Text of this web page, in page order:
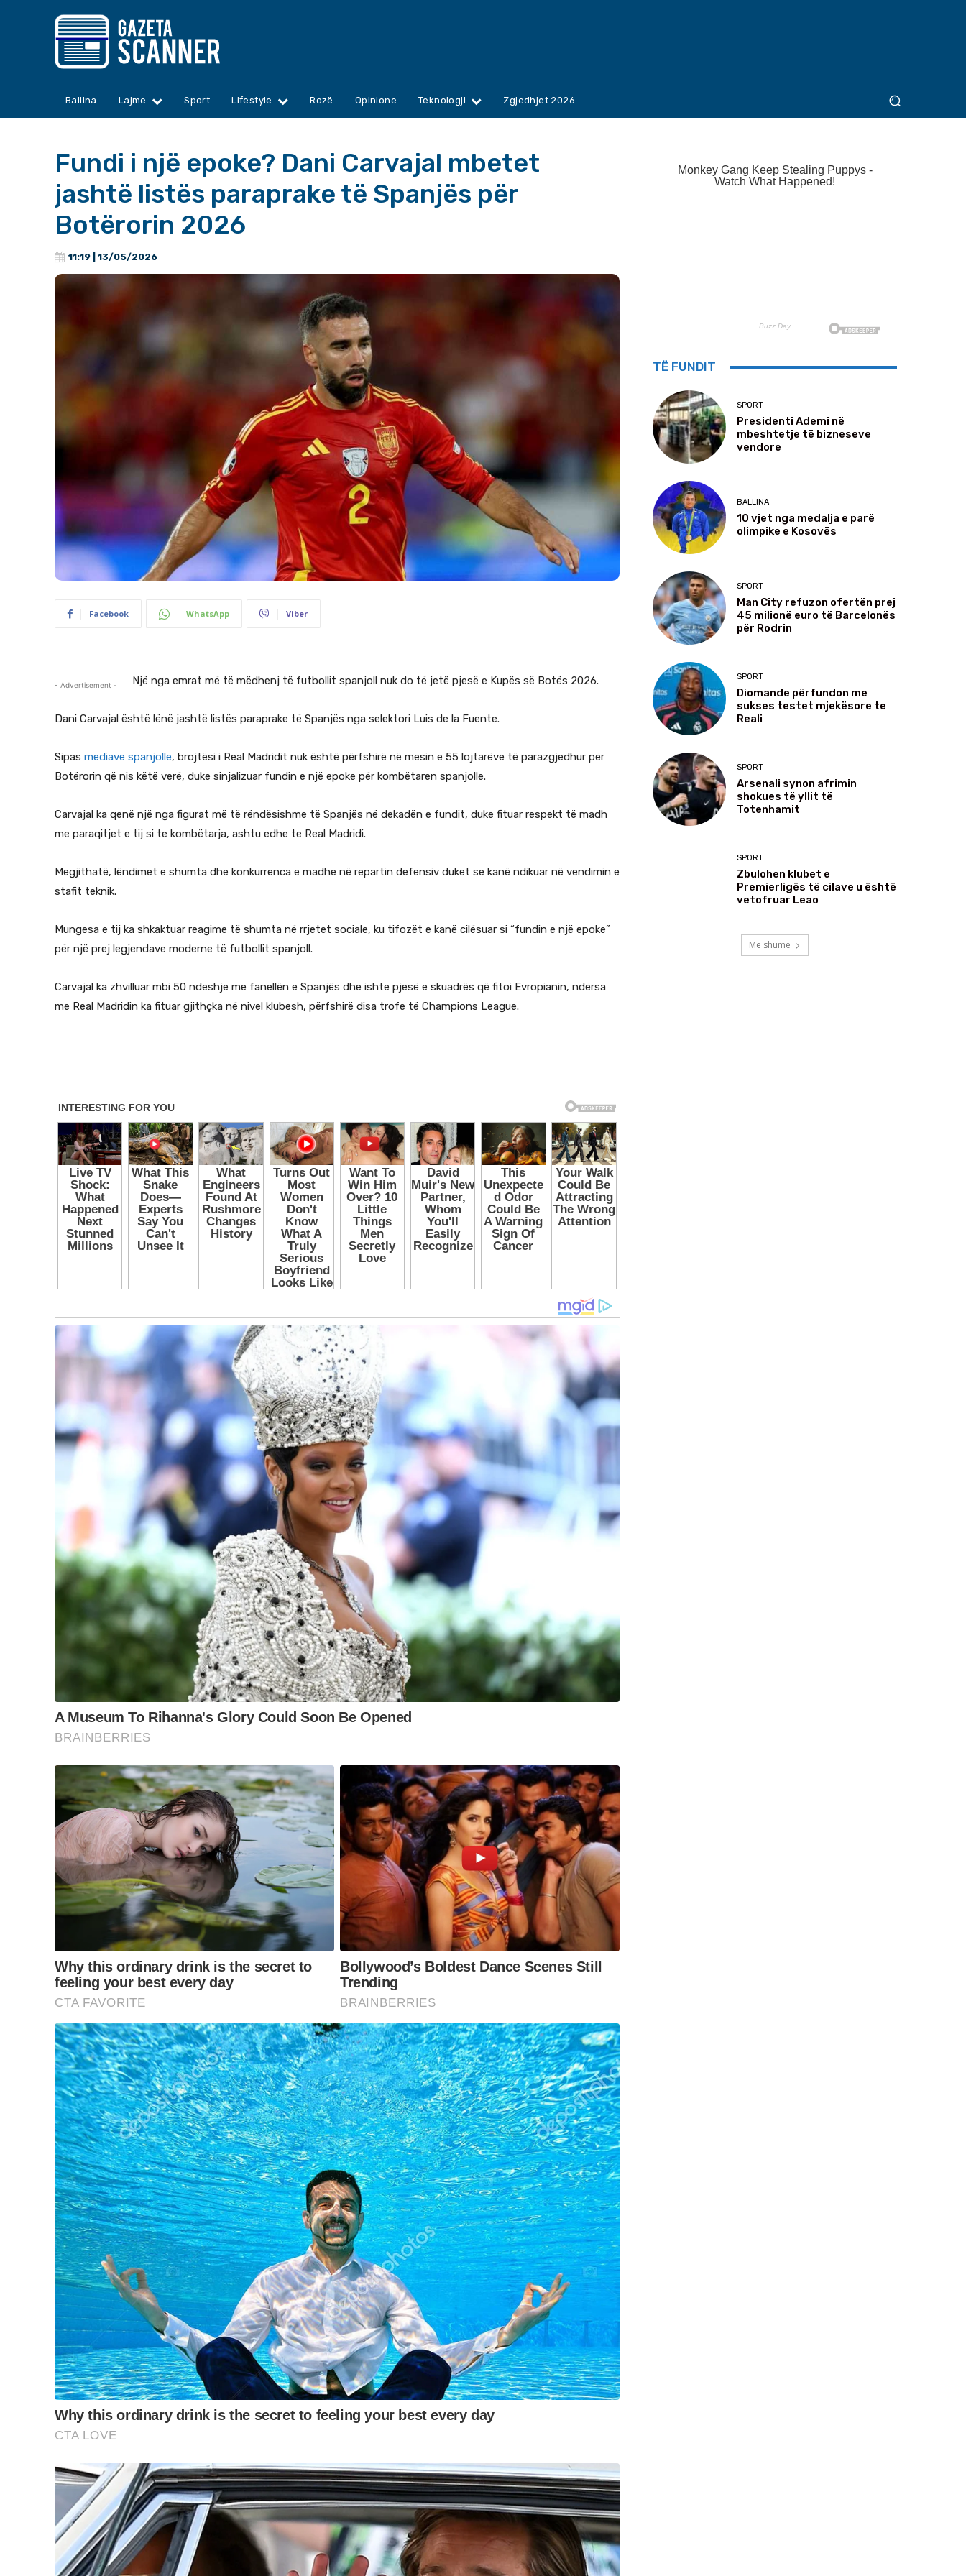
Ballina Lajme Sport Lifestyle Rozë Opinione Teknologji Zgjedhjet 2026
Fundi i një epoke? Dani Carvajal mbetet
jashtë listës paraprake të Spanjës për
Botërorin 2026
11:19 | 13/05/2026
Facebook WhatsApp Viber
- Advertisement - Një nga emrat më të mëdhenj të futbollit spanjoll nuk do të jetë pjesë e Kupës së Botës 2026.
Dani Carvajal është lënë jashtë listës paraprake të Spanjës nga selektori Luis de la Fuente.
Sipas mediave spanjolle, brojtësi i Real Madridit nuk është përfshirë në mesin e 55 lojtarëve të parazgjedhur për
Botërorin që nis këtë verë, duke sinjalizuar fundin e një epoke për kombëtaren spanjolle.
Carvajal ka qenë një nga figurat më të rëndësishme të Spanjës në dekadën e fundit, duke fituar respekt të madh
me paraqitjet e tij si te kombëtarja, ashtu edhe te Real Madridi.
Megjithatë, lëndimet e shumta dhe konkurrenca e madhe në repartin defensiv duket se kanë ndikuar në vendimin e
stafit teknik.
Mungesa e tij ka shkaktuar reagime të shumta në rrjetet sociale, ku tifozët e kanë cilësuar si “fundin e një epoke”
për një prej legjendave moderne të futbollit spanjoll.
Carvajal ka zhvilluar mbi 50 ndeshje me fanellën e Spanjës dhe ishte pjesë e skuadrës që fitoi Evropianin, ndërsa
me Real Madridin ka fituar gjithçka në nivel klubesh, përfshirë disa trofe të Champions League.
TË FUNDIT
SPORT
Presidenti Ademi në
mbeshtetje të bizneseve
vendore
BALLINA
10 vjet nga medalja e parë
olimpike e Kosovës
SPORT
Man City refuzon ofertën prej
45 milionë euro të Barcelonës
për Rodrin
SPORT
Diomande përfundon me
sukses testet mjekësore te
Reali
SPORT
Arsenali synon afrimin
shokues të yllit të
Totenhamit
SPORT
Zbulohen klubet e
Premierligës të cilave u është
vetofruar Leao
Më shumë